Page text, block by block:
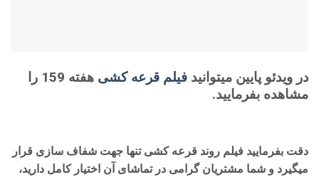
در ویدئو پایین میتوانید فیلم قرعه کشی
هفته 159 را
مشاهده بفرمایید.
دقت بفرمایید فیلم روند قرعه کشی تنها جهت شفاف سازی قرار
میگیرد و شما مشتریان گرامی در تماشای آن اختیار کامل دارید،